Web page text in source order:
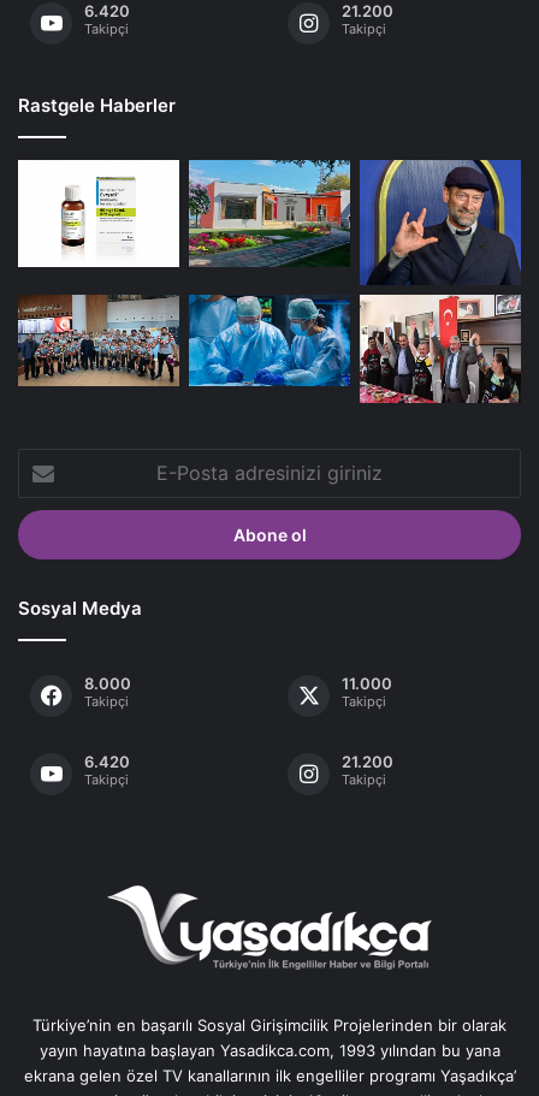
6.420
Takipçi
21.200
Takipçi
Rastgele Haberler
Posta
adresinizi
giriniz
Sosyal Medya
8.000
Takipçi
11.000
Takipçi
6.420
Takipçi
21.200
Takipçi
Türkiye’nin en başarılı Sosyal Girişimcilik Projelerinden bir olarak
yayın hayatına başlayan Yasadikca.com, 1993 yılından bu yana
ekrana gelen özel TV kanallarının ilk engelliler programı Yaşadıkça’